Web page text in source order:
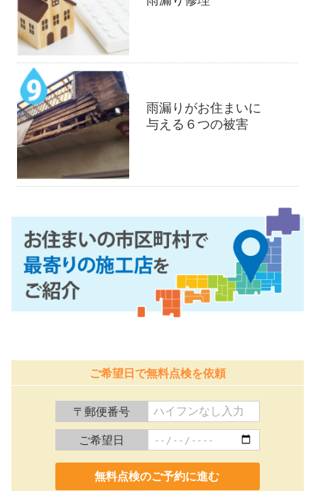
雨漏りがお住まいに
与える６つの被害
ご希望日で無料点検を依頼
〒郵便番号
ご希望日